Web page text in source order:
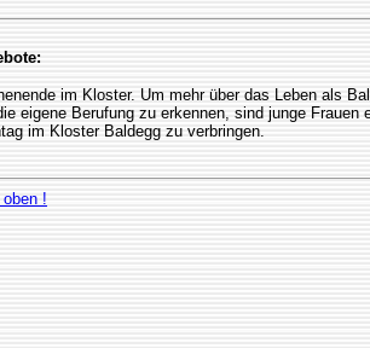
im Kloster. Um mehr über das Leben als
eigene Berufung zu erkennen, sind junge Frauen
im Kloster Baldegg zu verbringen.
!